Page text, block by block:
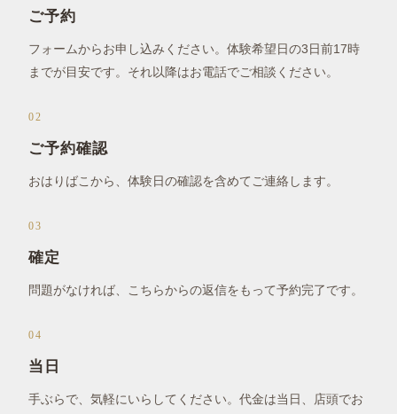
ご予約
フォームからお申し込みください。体験希望日の3日前17時
までが目安です。それ以降はお電話でご相談ください。
02
ご予約確認
おはりばこから、体験日の確認を含めてご連絡します。
03
確定
問題がなければ、こちらからの返信をもって予約完了です。
04
当日
手ぶらで、気軽にいらしてください。代金は当日、店頭でお